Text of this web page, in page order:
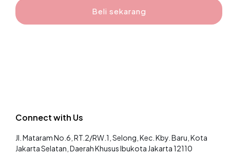
Cardigan
Beli sekarang
Connect with Us
Jl. Mataram No.6, RT.2/RW.1, Selong, Kec. Kby. Baru, Kota
Jakarta Selatan, Daerah Khusus Ibukota Jakarta 12110